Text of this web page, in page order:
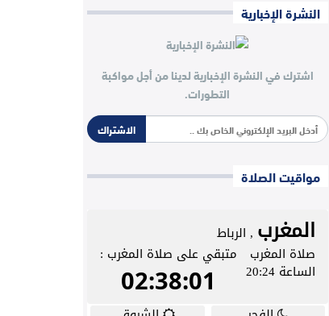
النشرة الإخبارية
اشترك في النشرة الإخبارية لدينا من أجل مواكبة
التطورات.
الاشتراك
مواقيت الصلاة